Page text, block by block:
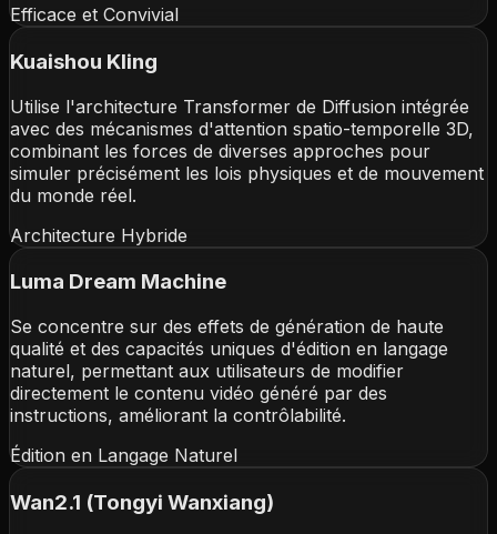
Efficace et Convivial
Kuaishou Kling
Utilise l'architecture Transformer de Diffusion intégrée
avec des mécanismes d'attention spatio-temporelle 3D,
combinant les forces de diverses approches pour
simuler précisément les lois physiques et de mouvement
du monde réel.
Architecture Hybride
Luma Dream Machine
Se concentre sur des effets de génération de haute
qualité et des capacités uniques d'édition en langage
naturel, permettant aux utilisateurs de modifier
directement le contenu vidéo généré par des
instructions, améliorant la contrôlabilité.
Édition en Langage Naturel
Wan2.1 (Tongyi Wanxiang)